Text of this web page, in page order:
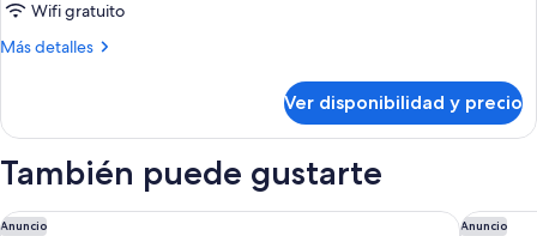
de
Comfort
Wifi gratuito
Más detalles
Más
Triple
Ver disponibilidad y precio
También puede gustarte
Anuncio
The St. Regis Mardavall Mallorca Resort Anuncio
Terreno